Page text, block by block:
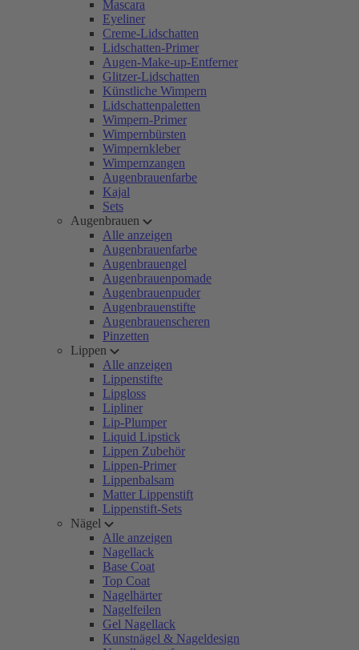
Mascara
Eyeliner
Creme-Lidschatten
Lidschatten-Primer
Augen-Make-up-Entferner
Glitzer-Lidschatten
Künstliche Wimpern
Lidschattenpaletten
Wimpern-Primer
Wimpernbürsten
Wimpernkleber
Wimpernzangen
Augenbrauenfarbe
Kajal
Sets
Augenbrauen
Alle anzeigen
Augenbrauenfarbe
Augenbrauengel
Augenbrauenpomade
Augenbrauenpuder
Augenbrauenstifte
Augenbrauenscheren
Pinzetten
Lippen
Alle anzeigen
Lippenstifte
Lipgloss
Lipliner
Lip-Plumper
Liquid Lipstick
Lippen Zubehör
Lippen-Primer
Lippenbalsam
Matter Lippenstift
Lippenstift-Sets
Nägel
Alle anzeigen
Nagellack
Base Coat
Top Coat
Nagelhärter
Nagelfeilen
Gel Nagellack
Kunstnägel & Nageldesign